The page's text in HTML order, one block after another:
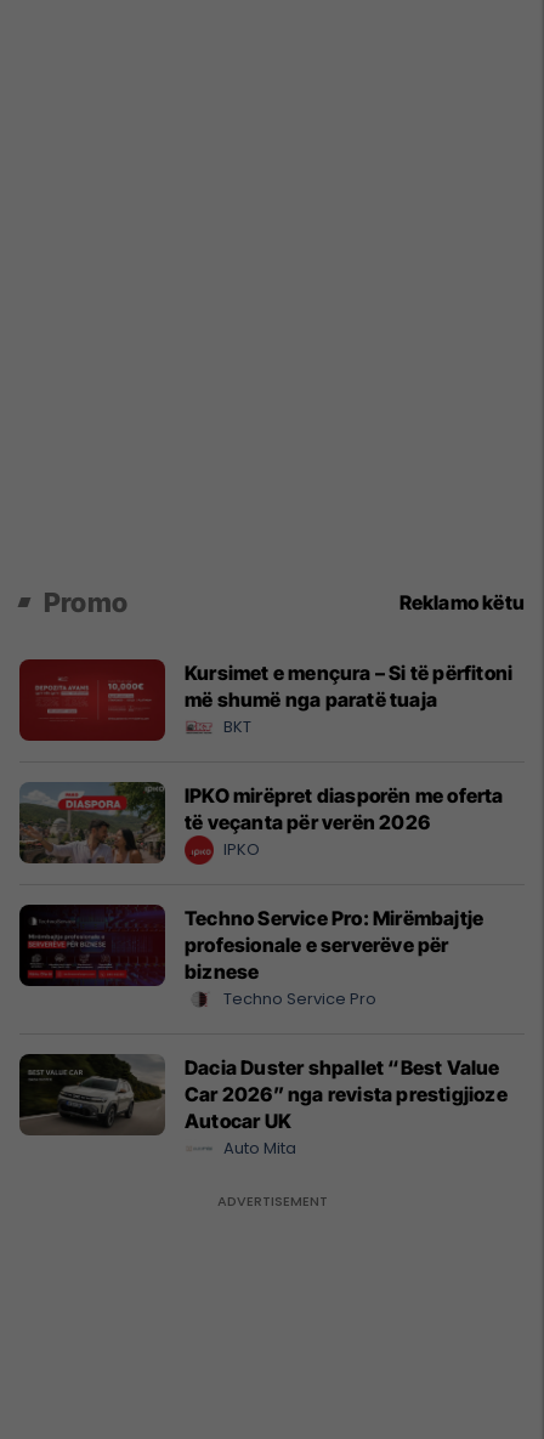
Promo Reklamo këtu
Kursimet e mençura – Si të përfitoni
më shumë nga paratë tuaja
BKT
IPKO mirëpret diasporën me oferta
të veçanta për verën 2026
IPKO
Techno Service Pro: Mirëmbajtje
profesionale e serverëve për
biznese
Techno Service Pro
Dacia Duster shpallet “Best Value
Car 2026” nga revista prestigjioze
Autocar UK
Auto Mita